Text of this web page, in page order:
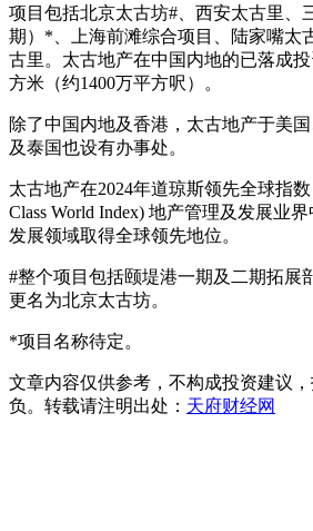
项目包括北京太古坊#、西安太古里、
期）*、上海前滩综合项目、陆家嘴太
古里。太古地产在中国内地的已落成
方米（约1400万平方呎）。
除了中国内地及香港，太古地产于美
及泰国也设有办事处。
太古地产在2024年道琼斯领先全球指数
Class World Index) 地产管理及发展业
发展领域取得全球领先地位。
#整个项目包括颐堤港一期及二期拓展
更名为北京太古坊。
*项目名称待定。
文章内容仅供参考，不构成投资建议
负。转载请注明出处： 天府财经网